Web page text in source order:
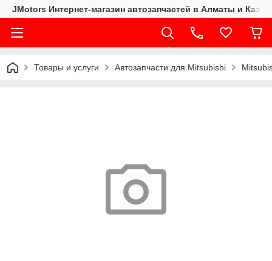
JMotors Интернет-магазин автозапчастей в Алматы и
Товары и услуги Автозапчасти для Mitsubishi